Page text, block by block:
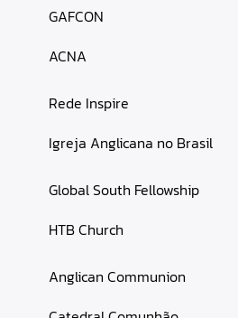
GAFCON
ACNA
Rede Inspire
Igreja Anglicana no Brasil
Global South Fellowship
HTB Church
Anglican Communion